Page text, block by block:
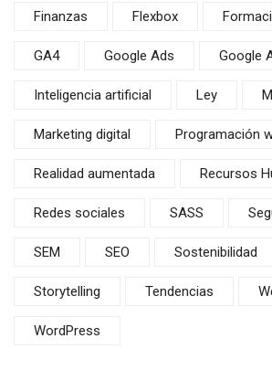
Finanzas Flexbox
GA4 Google Ads Google
Inteligencia artificial Ley
Marketing digital Programación
Realidad aumentada Recursos
Redes sociales SASS
SEM SEO Sostenibilidad
Storytelling Tendencias
WordPress